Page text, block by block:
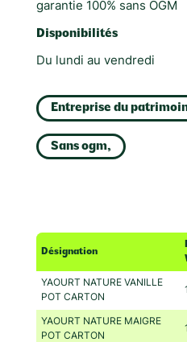
garantie 100% sans OGM
Disponibilités
Du lundi au vendredi
Entreprise du
Sans ogm,
Désignation
YAOURT NATURE VANILLE
POT CARTON
YAOURT NATURE MAIGRE
POT CARTON